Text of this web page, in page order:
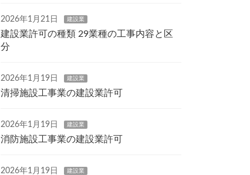
2026年1月21日 建設業
建設業許可の種類 29業種の工事内容と区
分
2026年1月19日 建設業
清掃施設工事業の建設業許可
2026年1月19日 建設業
消防施設工事業の建設業許可
2026年1月19日 建設業